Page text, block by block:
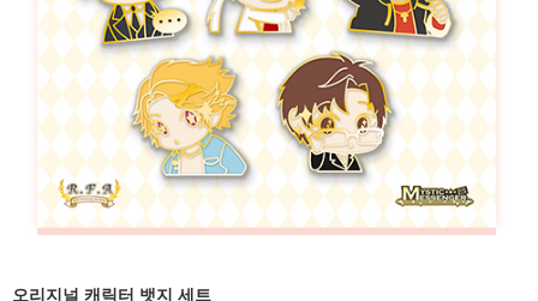
오리지널 캐릭터 뱃지 세트